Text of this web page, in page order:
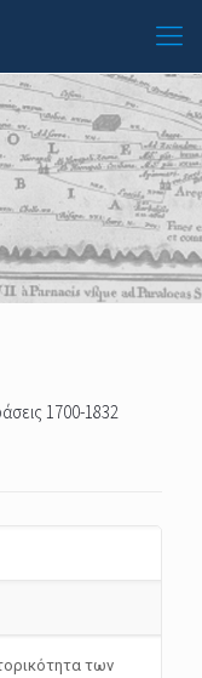
1700-1832
των